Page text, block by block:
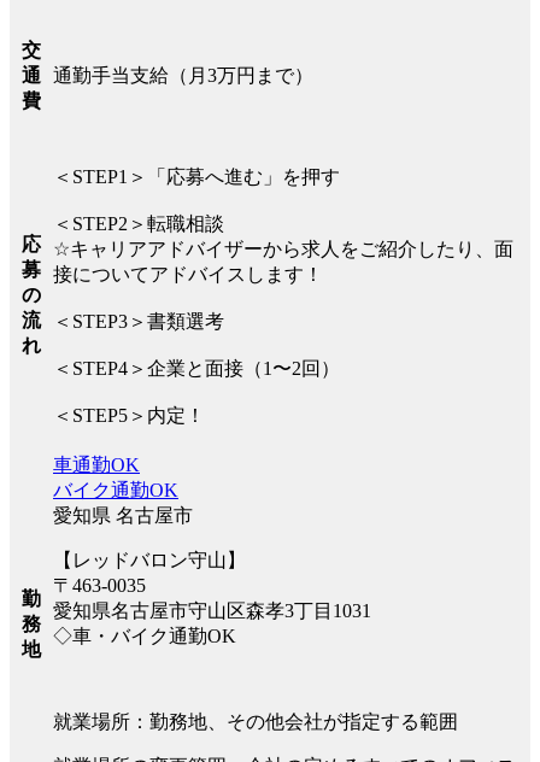
交
通
費
通勤手当支給（月3万円まで）
応
募
の
流
れ
＜STEP1＞「応募へ進む」を押す
＜STEP2＞転職相談
☆キャリアアドバイザーから求人をご紹介したり、面
接についてアドバイスします！
＜STEP3＞書類選考
＜STEP4＞企業と面接（1〜2回）
＜STEP5＞内定！
勤
務
地
車通勤OK
バイク通勤OK
愛知県 名古屋市
【レッドバロン守山】
〒463-0035
愛知県名古屋市守山区森孝3丁目1031
◇車・バイク通勤OK
就業場所：勤務地、その他会社が指定する範囲